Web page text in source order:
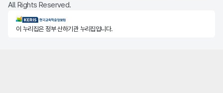
All Rights Reserved.
KERIS한국교육학술정보원
이 누리집은 정부 산하기관 누리집입니다.